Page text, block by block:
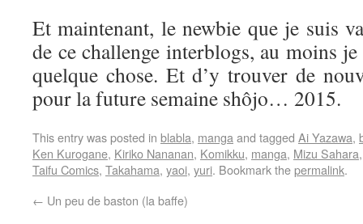
Et maintenant, le newbie que je suis
de ce challenge interblogs, au moins
quelque chose. Et d’y trouver de
pour la future semaine shôjo… 2015.
This entry was posted in blabla, mangaand tagged Ai Yazawa,
Ken Kurogane, Kiriko Nananan, Komikku, manga, Mizu Sahara
Taifu Comics, Takahama, yaoi, yuri. Bookmark thepermalink.
← Un peu de baston (la baffe)